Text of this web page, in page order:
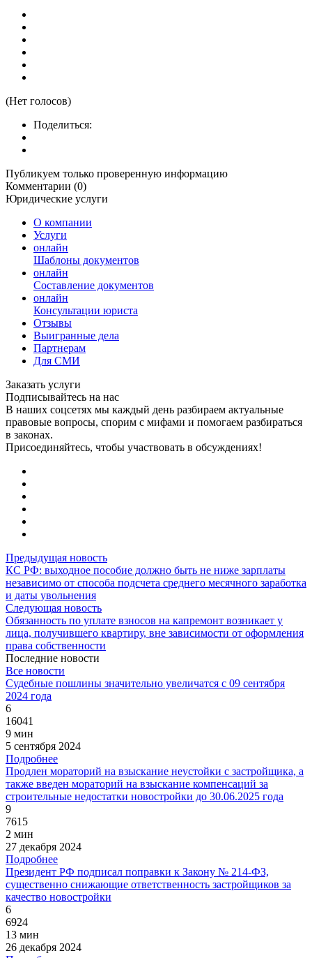
(Нет голосов)
Поделиться:
Публикуем только проверенную информацию
Комментарии (0)
Юридические услуги
О компании
Услуги
онлайн
Шаблоны документов
онлайн
Составление документов
онлайн
Консультации юриста
Отзывы
Выигранные дела
Партнерам
Для СМИ
Заказать услуги
Подписывайтесь на нас
В наших соцсетях мы каждый день разбираем актуальные
правовые вопросы, спорим с мифами и помогаем разбираться
в законах.
Присоединяйтесь, чтобы участвовать в обсуждениях!
Предыдущая новость
КС РФ: выходное пособие должно быть не ниже зарплаты
независимо от способа подсчета среднего месячного заработка
и даты увольнения
Следующая новость
Обязанность по уплате взносов на капремонт возникает у
лица, получившего квартиру, вне зависимости от оформления
права собственности
Последние новости
Все новости
Судебные пошлины значительно увеличатся с 09 сентября
2024 года
6
16041
9 мин
5 сентября 2024
Подробнее
Продлен мораторий на взыскание неустойки с застройщика, а
также введен мораторий на взыскание компенсаций за
строительные недостатки новостройки до 30.06.2025 года
9
7615
2 мин
27 декабря 2024
Подробнее
Президент РФ подписал поправки к Закону № 214-ФЗ,
существенно снижающие ответственность застройщиков за
качество новостройки
6
6924
13 мин
26 декабря 2024